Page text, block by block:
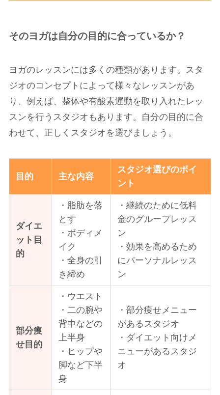
そのヨガは自分の目的に合っているか？
ヨガのレッスンには多くの種類があります。スタ
ジオのコンセプトによって様々なレッスンがあ
り、例えば、整体や有酸素運動を取り入れたレッ
スンを行うスタジオもあります。自分の目的に合
わせて、正しくスタジオを選びましょう。
目的 主な内容
スタジオ選びのポイ
ント
ダイエ
ット目
的
・脂肪を落
とす
・ボディメ
イク
・全身の引
き締め
・継続のために低料
金のグループレッス
ン
・効果を高めるため
にパーソナルレッス
ン
部分痩
せ目的
・ウエスト
・二の腕や
背中などの
上半身
・ヒップや
脚など下半
身
・部分痩せメニュー
があるスタジオ
・ダイエット向けメ
ニューがあるスタジ
オ